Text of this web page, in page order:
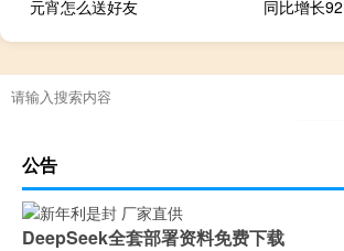
元宵怎么送好友
公告
DeepSeek全套部署资料免费下载